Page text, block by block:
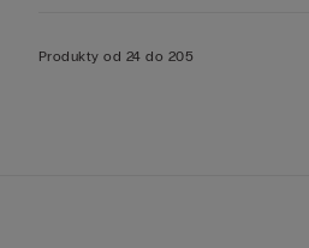
Produkty od 24 do 205